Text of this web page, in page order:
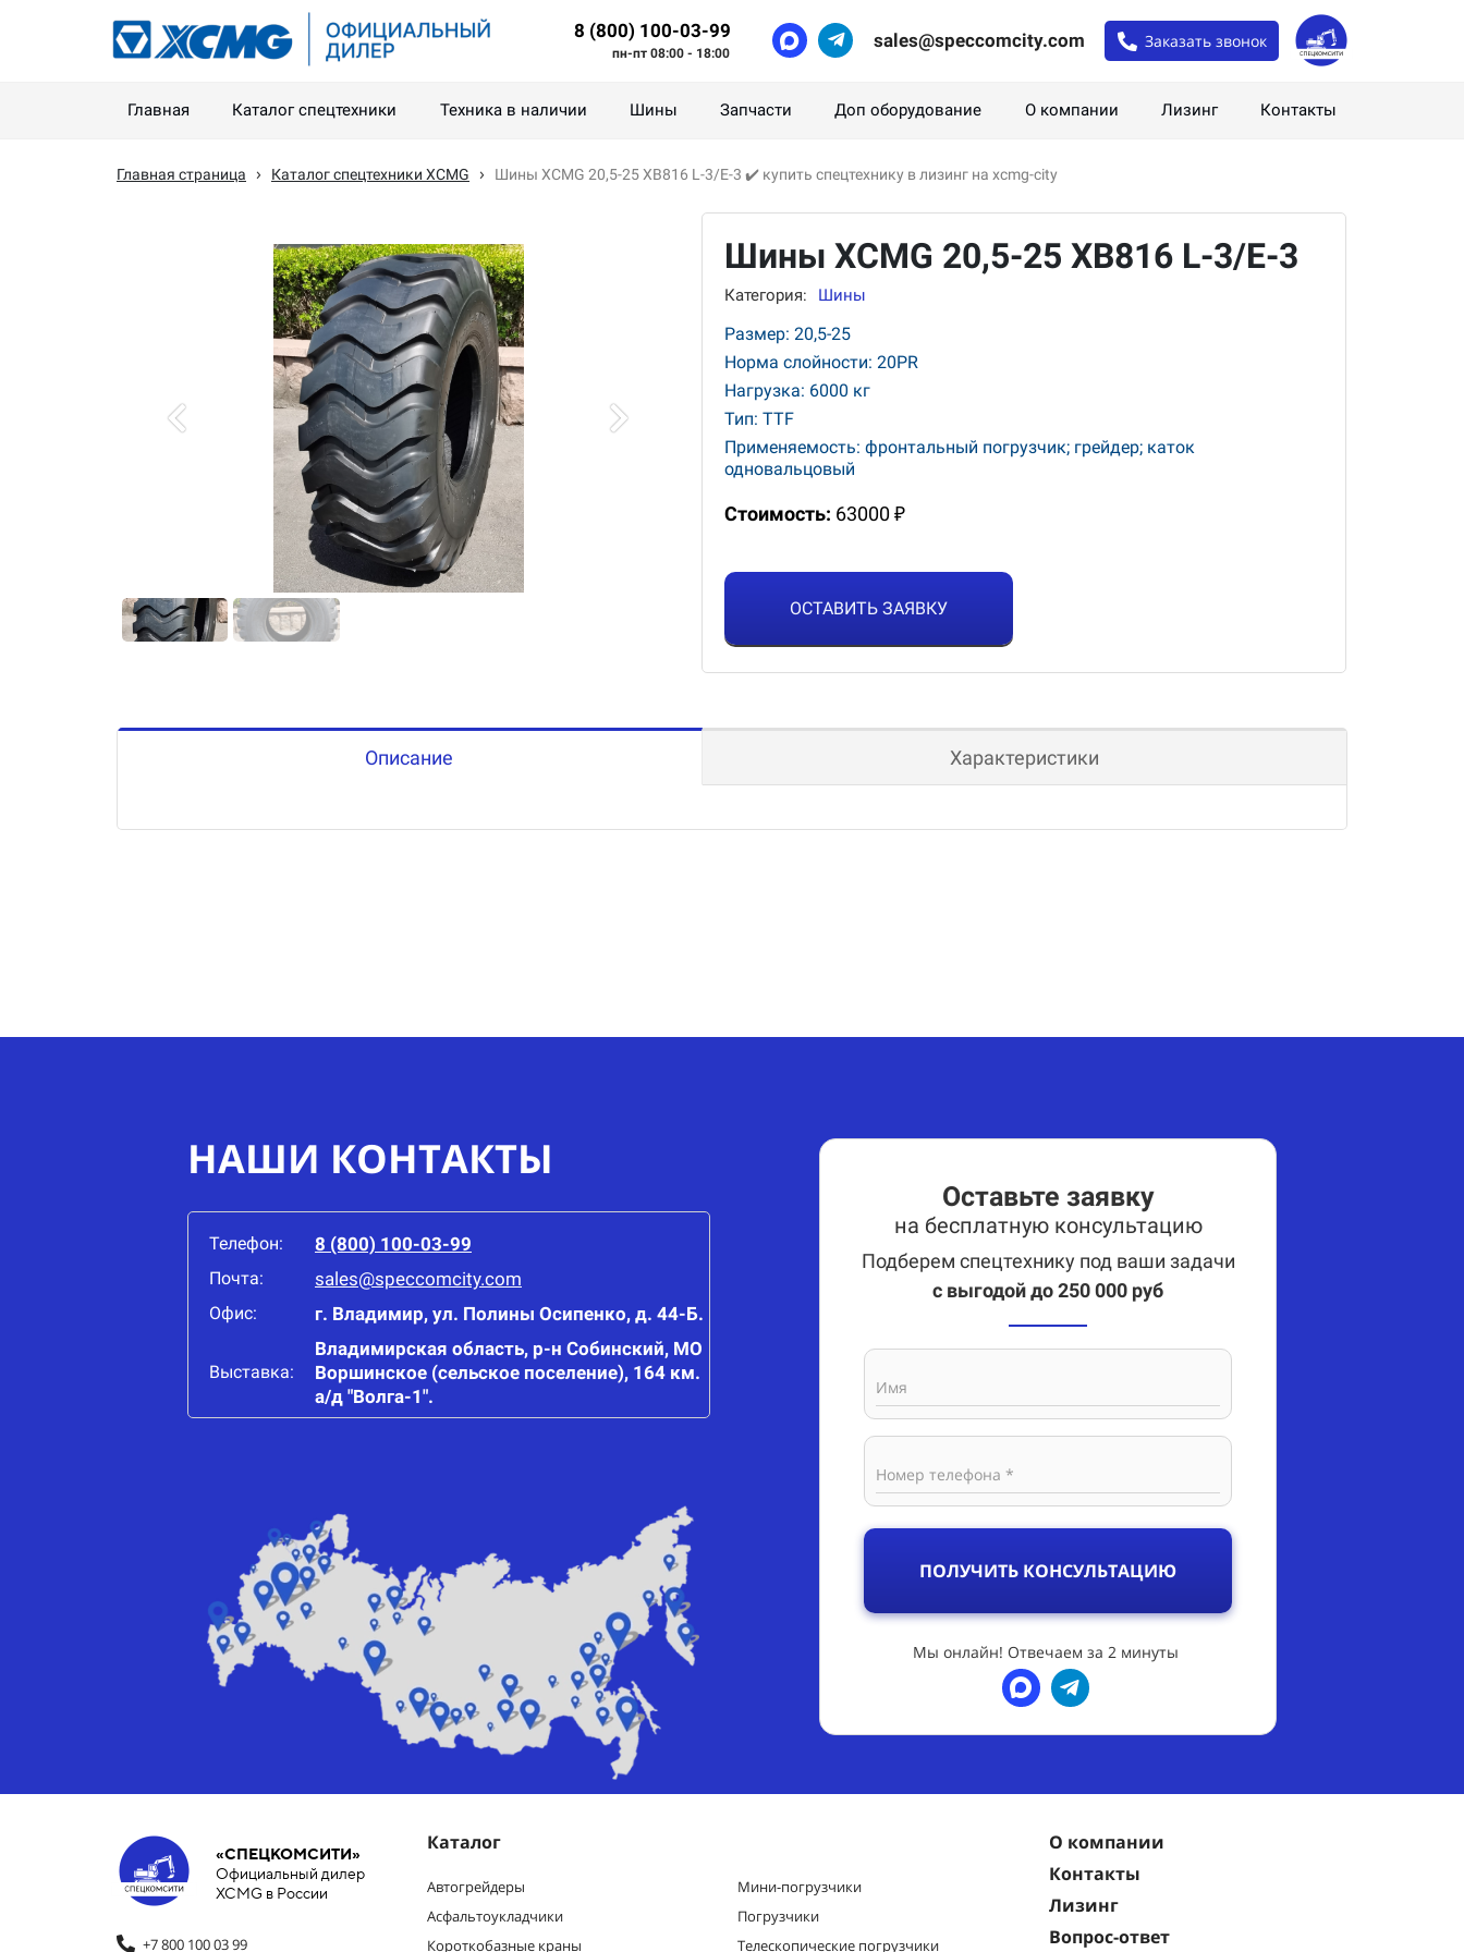
8 (800) 100-03-99
пн-пт 08:00 - 18:00
sales@speccomcity.com Заказать звонок
Главная Каталог спецтехники Техника в наличии Шины Запчасти Доп оборудование О компании Лизинг Контакты
Главная страница › Каталог спецтехники XCMG › Шины XCMG 20,5-25 XB816 L-3/E-3 ✔️ купить спецтехнику в лизинг на xcmg-city
Шины XCMG 20,5-25 XB816 L-3/E-3
Категория: Шины
Размер: 20,5-25
Норма слойности: 20PR
Нагрузка: 6000 кг
Тип: TTF
Применяемость: фронтальный погрузчик; грейдер; каток
одновальцовый
Стоимость: 63000 ₽
ОСТАВИТЬ ЗАЯВКУ
Описание Характеристики
НАШИ КОНТАКТЫ
Оставьте заявку
на бесплатную консультацию
Подберем спецтехнику под ваши задачи
с выгодой до 250 000 руб
Имя
Номер телефона *
ПОЛУЧИТЬ КОНСУЛЬТАЦИЮ
Мы онлайн! Отвечаем за 2 минуты
Телефон: 8 (800) 100-03-99
Почта: sales@speccomcity.com
Офис: г. Владимир, ул. Полины Осипенко, д. 44-Б.
Выставка:
Владимирская область, р-н Собинский, МО
Воршинское (сельское поселение), 164 км.
а/д "Волга-1".
«СПЕЦКОМСИТИ»
Официальный дилер
XCMG в России
+7 800 100 03 99
Каталог
Автогрейдеры
Асфальтоукладчики
Короткобазные краны
Мини-погрузчики
Погрузчики
Телескопические погрузчики
О компании
Контакты
Лизинг
Вопрос-ответ